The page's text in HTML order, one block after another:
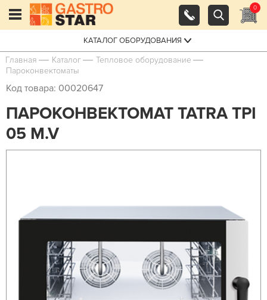
0
КАТАЛОГ ОБОРУДОВАНИЯ
Главная Каталог
Тепловое оборудование
Пароконвектоматы
Код товара: 00020647
ПАРОКОНВЕКТОМАТ TATRA TPI
05 M.V